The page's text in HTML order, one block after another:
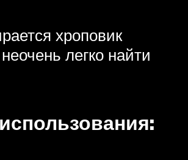
хроповик
легко найти